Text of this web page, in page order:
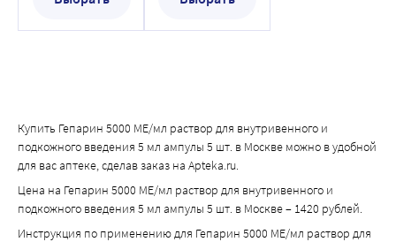
ампулы 5 шт.
введения 5 мл
Купить Гепарин 5000 МЕ/мл раствор для внутривенного и
подкожного введения 5 мл ампулы 5 шт. в Москве можно в удобной
для вас аптеке, сделав заказ на Apteka.ru.
Цена на Гепарин 5000 МЕ/мл раствор для внутривенного и
подкожного введения 5 мл ампулы 5 шт. в Москве – 1420 рублей.
Инструкция по применению для Гепарин 5000 МЕ/мл раствор для